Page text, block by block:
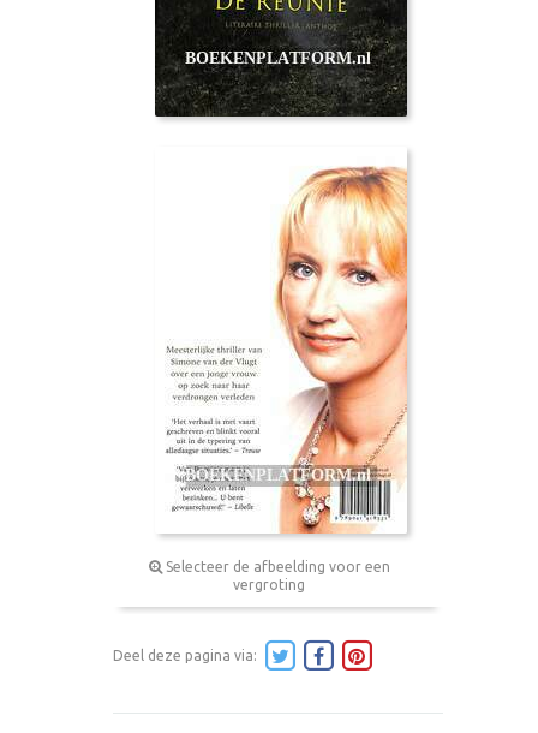
Selecteer de afbeelding voor een
vergroting
Deel deze pagina via: